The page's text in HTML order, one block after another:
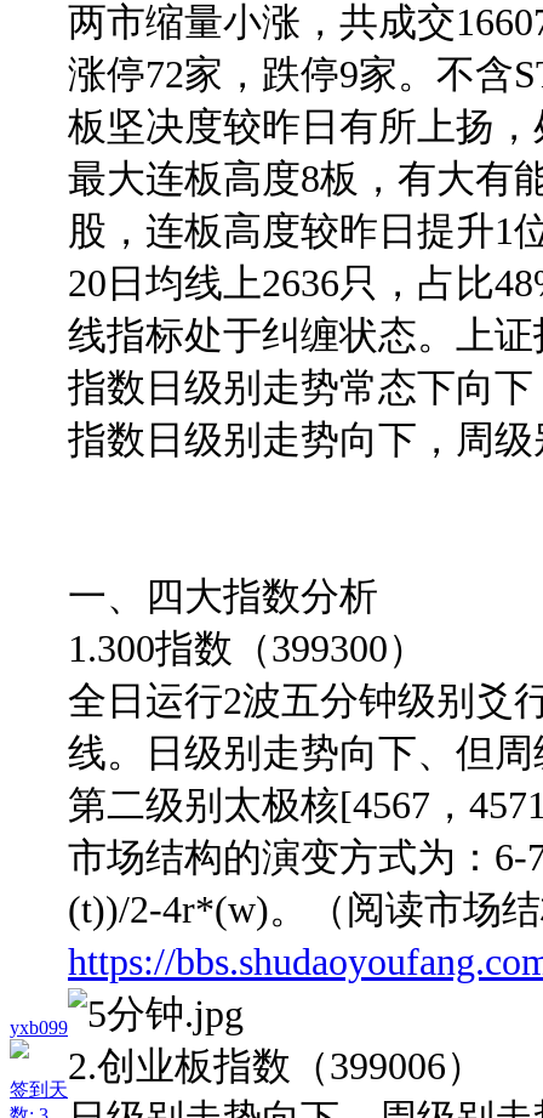
yxb099
签到天
两市缩量小涨，共成交
涨停72家，跌停9家。不含
板坚决度较昨日有所上扬
最大连板高度8板，有大有
股，连板高度较昨日提升1
20日均线上2636只，占比
线指标处于纠缠状态。上
指数日级别走势常态下向
指数日级别走势向下，周
一、四大指数分析
1.300指数（399300）
全日运行2波五分钟级别爻
线。日级别走势向下、但
第二级别太极核[4567，
市场结构的演变方式为：
(t))/2-4r*(w)。（阅读市场
https://
2.创业板指数（399006）